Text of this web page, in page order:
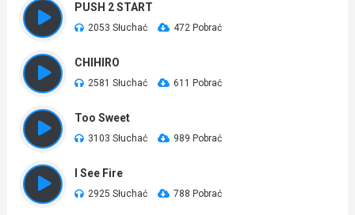
PUSH 2 START
2053 Słuchać 472 Pobrać
CHIHIRO
2581 Słuchać 611 Pobrać
Too Sweet
3103 Słuchać 989 Pobrać
I See Fire
2925 Słuchać 788 Pobrać